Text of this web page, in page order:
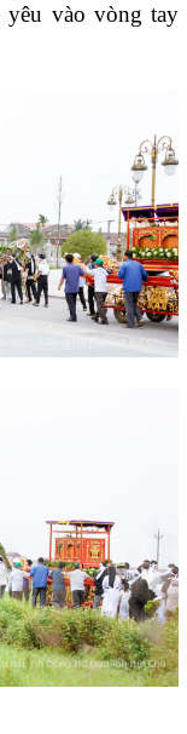
vào vòng tay